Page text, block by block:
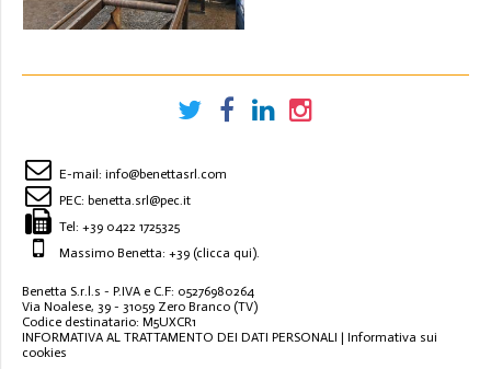
E-mail: info@benettasrl.com
PEC: benetta.srl@pec.it
Tel: +39 0422 1725325
Massimo Benetta: +39 (clicca qui).
Benetta S.r.l.s - P.IVA e C.F: 05276980264
Via Noalese, 39 - 31059 Zero Branco (TV)
Codice destinatario: M5UXCR1
INFORMATIVA AL TRATTAMENTO DEI DATI PERSONALI | Informativa sui
cookies